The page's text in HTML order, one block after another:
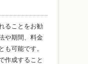
ることをお勧
や期間、料金
可能です。
作成すること